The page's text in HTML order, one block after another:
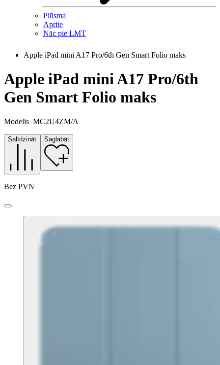
Plūsma
Aprite
Nāc pie LMT
Apple iPad mini A17 Pro/6th Gen Smart Folio maks
Apple iPad mini A17 Pro/6th
Gen Smart Folio maks
Modelis MC2U4ZM/A
Salīdzināt Saglabāt
Bez PVN